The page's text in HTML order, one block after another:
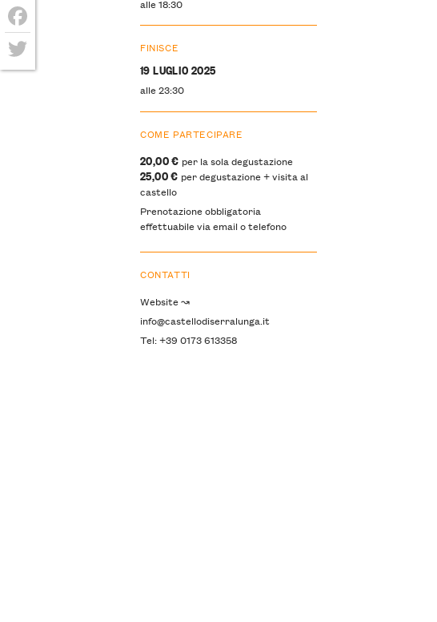
alle 18:30
FINISCE
19 LUGLIO 2025
alle 23:30
COME PARTECIPARE
20,00 € per la sola degustazione
25,00 € per degustazione + visita al
castello
Prenotazione obbligatoria
effettuabile via email o telefono
CONTATTI
Website ↝
info@castellodiserralunga.it
Tel: +39 0173 613358
Facebook
Twitter